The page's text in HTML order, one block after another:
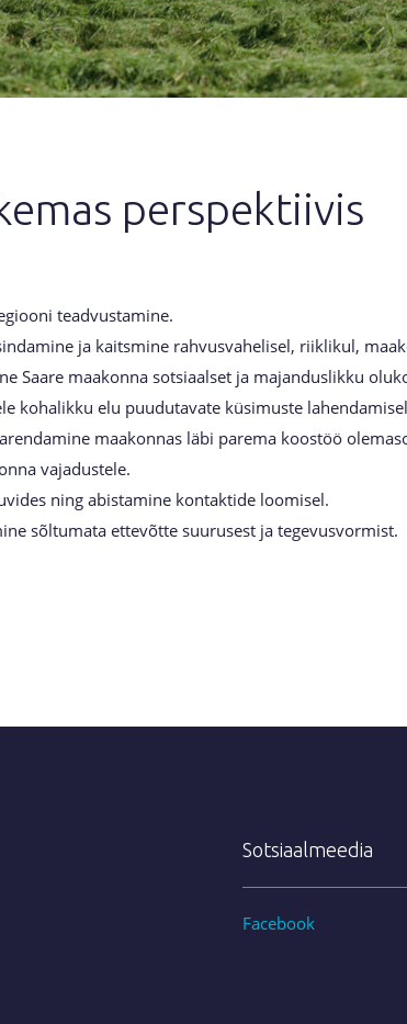
perspektiivis
teadvustamine.
ja kaitsmine rahvusvahelisel, riiklikul,
Saare maakonna sotsiaalset ja majanduslikku
kohalikku elu puudutavate küsimuste
maakonnas läbi parema koostöö
vajadustele.
ning abistamine kontaktide loomisel.
sõltumata ettevõtte suurusest ja tegevusvormist.
Sotsiaalmeedia
Facebook